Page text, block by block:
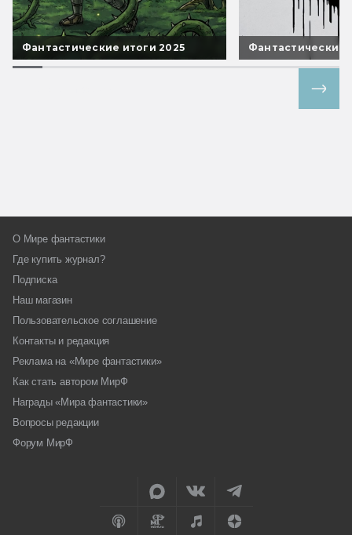
Фантастические итоги 2025 Фантастические
О Мире фантастики
Где купить журнал?
Подписка
Наш магазин
Пользовательское соглашение
Контакты и редакция
Реклама на «Мире фантастики»
Как стать автором МирФ
Награды «Мира фантастики»
Вопросы редакции
Форум МирФ